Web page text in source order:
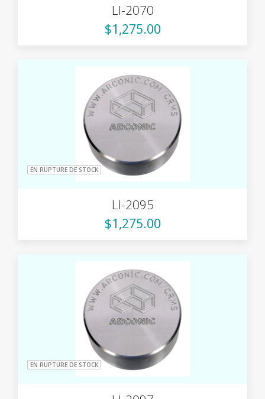
LI-2070
$1,275.00
EN RUPTURE DE STOCK
LI-2095
$1,275.00
EN RUPTURE DE STOCK